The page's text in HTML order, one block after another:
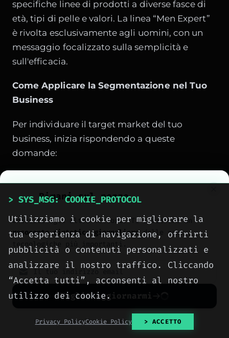
specifiche linee di prodotti a diverse fasce di
età, tipi di pelle e valori. La linea “Men Expert”
è rivolta esclusivamente agli uomini, con un
messaggio focalizzato sulla semplicità e
sull'efficacia.
Come Applicare la Segmentazione nel Tuo
Business
Per individuare il target market del tuo
business, inizia rispondendo a queste
domande:
loro caratteristiche demografiche?
Quali problemi stanno cercando di
risolvere?In che modo il tuo prodotto o
servizio può aiutarli?
Dove si trovano i tuoi clienti?Qual è il canale
migliore per raggiungerli?
Quali sono i loro interessi e valori?Come
puoi allineare il tuo messaggio con le loro
Rimani sul pezzo
Unisciti agli altri lettori. Ti invieremo un
resoconto sintetico giornalierodelle news
tecnologiche più importanti.
Voglio aggiornarmi
No spam. Cancellati quando vuoi con un click.
> SYS_MSG: COOKIE_PROTOCOL
Utilizziamo i cookie per migliorare la
tua esperienza di navigazione, offrirti
pubblicità o contenuti personalizzati e
analizzare il nostro traffico. Cliccando
“Accetta tutti”, acconsenti al nostro
utilizzo dei cookie.
Privacy PolicyCookie Policy > ACCETTO